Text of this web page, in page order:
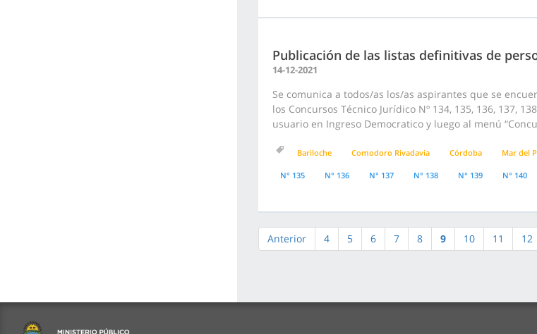
Publicación de las listas definitivas de
14-12-2021
Se comunica a todos/as los/as aspirantes que se
los Concursos Técnico Jurídico Nº 134, 135, 136, 137,
usuario en Ingreso Democratico y luego al menú
Bariloche Comodoro Rivadavia Córdoba Mar del
N° 135 N° 136 N° 137 N° 138 N° 139 N° 140
Anterior 4 5 6 7 8 9 10 11 12